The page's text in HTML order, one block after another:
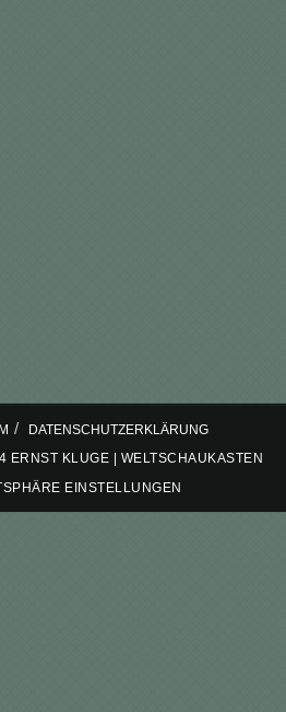
/
DATENSCHUTZERKLÄRUNG
ERNST KLUGE | WELTSCHAUKASTEN
EINSTELLUNGEN